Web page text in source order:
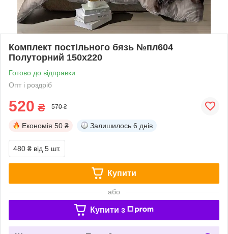
Комплект постільного бязь №пл604
Полуторний 150х220
Готово до відправки
Опт і роздріб
520 ₴ 570 ₴
Економія 50 ₴ Залишилось 6 днів
480 ₴ від 5 шт.
Купити
або
Купити з